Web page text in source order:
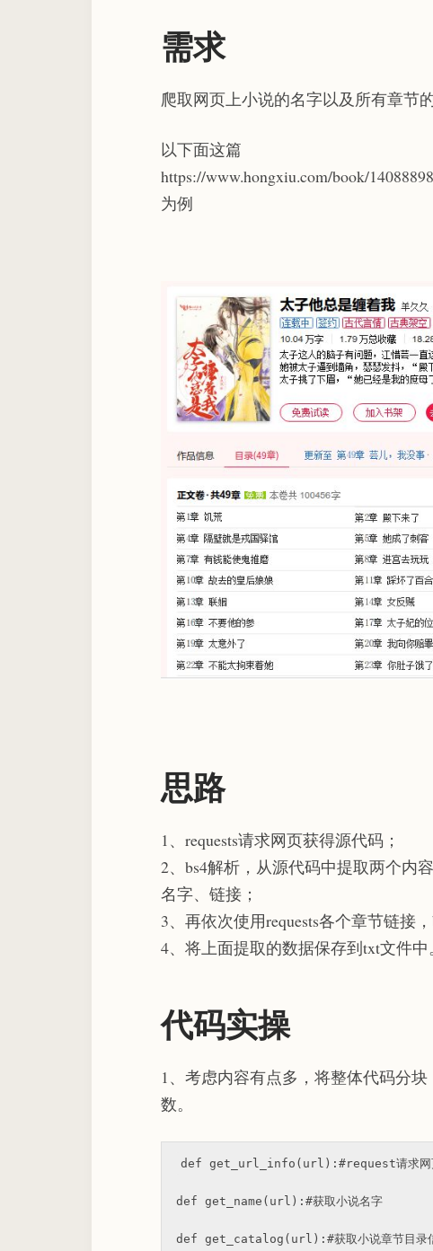
需求
爬取网页上小说的名字以及所有章节
以下面这篇
https://www.hongxiu.com/book/
为例
思路
1、requests请求网页获得源代码；
2、bs4解析，从源代码中提取两个内
名字、链接；
3、再依次使用requests各个章节链接
4、将上面提取的数据保存到txt文件中
代码实操
1、考虑内容有点多，将整体代码分
数。
def get_url_info(url): #request请求网
def get_name(url): #获取小说名字
def get_catalog(url): #获取小说章节目录